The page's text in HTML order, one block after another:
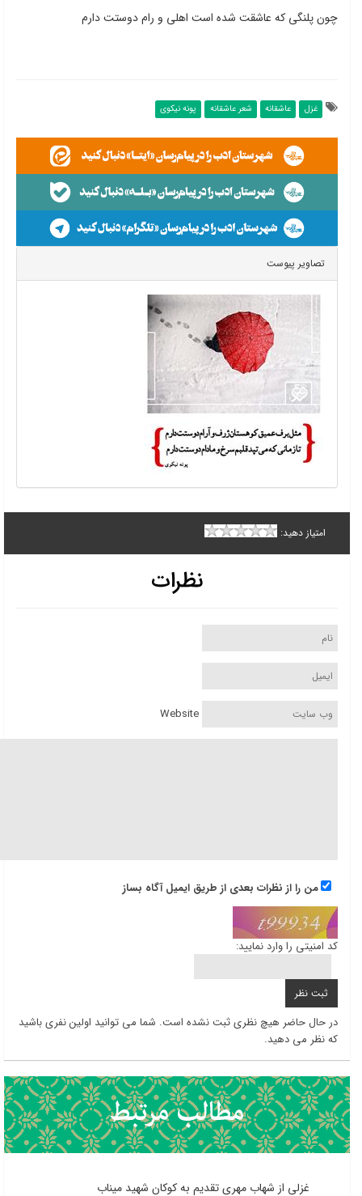
چون پلنگی که عاشقت شده است اهلی و رام دوستت دارم
غزل عاشقانه شعر عاشقانه پونه نیکوی
تصاویر پیوست
امتیاز دهید:
نظرات
Website
من را از نظرات بعدی از طریق ایمیل آگاه بساز
کد امنیتی را وارد نمایید:
در حال حاضر هیچ نظری ثبت نشده است. شما می توانید اولین نفری باشید
که نظر می دهید.
غزلی از شهاب مهری تقدیم به کوکان شهید میناب